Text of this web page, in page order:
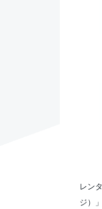
レン
ジ）」